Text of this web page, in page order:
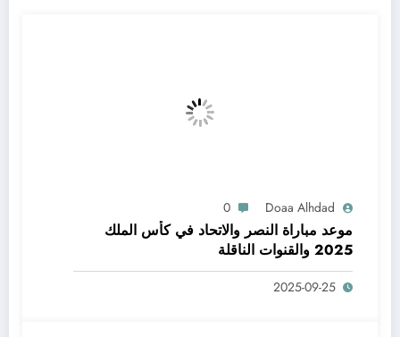
Doaa Alhdad
0
موعد مباراة النصر والاتحاد في كأس الملك
2025 والقنوات الناقلة
2025-09-25